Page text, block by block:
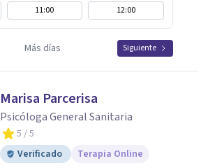
11:00 12:00
Más días Siguiente
Marisa Parcerisa
Psicóloga General Sanitaria
5 / 5
Verificado
Terapia Online